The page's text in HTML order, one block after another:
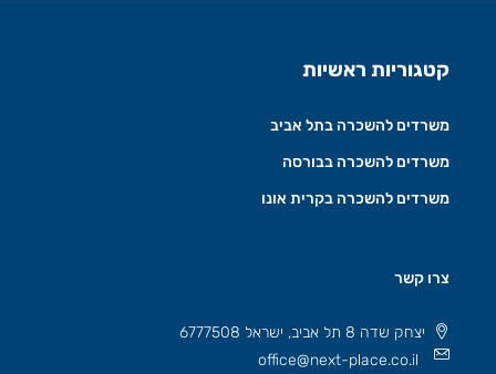
קטגוריות ראשיות
משרדים להשכרה בתל אביב
משרדים להשכרה בבורסה
משרדים להשכרה בקרית אונו
צרו קשר
יצחק שדה 8 תל אביב, ישראל 6777508
office@next-place.co.il